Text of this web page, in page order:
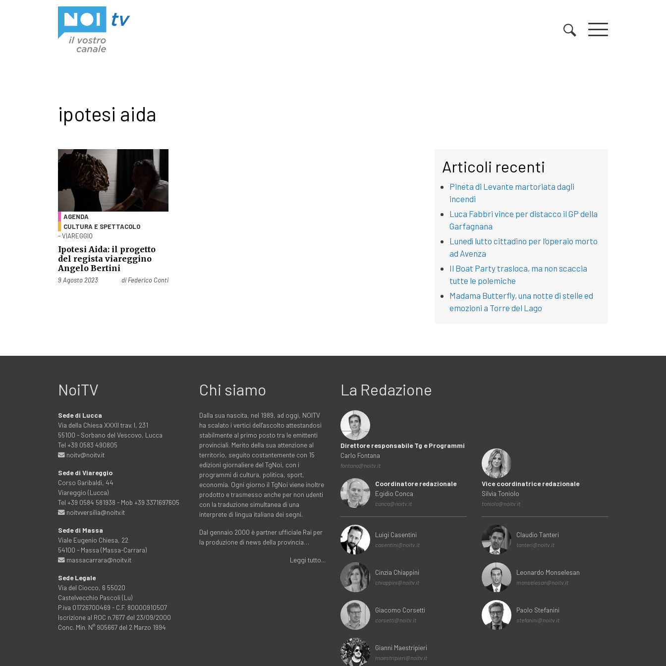
ipotesi aida
AGENDA
CULTURA E SPETTACOLO
- VIAREGGIO
Ipotesi Aida: il progetto
del regista viareggino
Angelo Bertini
Pubblicato il
9 Agosto 2023 di Federico Conti
Articoli recenti
Pineta di Levante martoriata dagli
incendi
Luca Fabbri vince per distacco il GP della
Garfagnana
Lunedì lutto cittadino per l’operaio morto
ad Avenza
Il Boat Party trasloca, ma non scaccia
tutte le polemiche
Madama Butterfly, una notte di stelle ed
emozioni a Torre del Lago
NoiTV
Sede di Lucca
Via della Chiesa XXXII trav. I, 231
55100 - Sorbano del Vescovo, Lucca
Tel +39 0583 490805
noitv@noitv.it
Sede di Viareggio
Corso Garibaldi, 44
Viareggio (Lucca)
Tel +39 0584 581938 - Mob +39 3371697605
noitvversilia@noitv.it
Sede di Massa
Viale Eugenio Chiesa, 22
54100 - Massa (Massa-Carrara)
massacarrara@noitv.it
Sede Legale
Via del Ciocco, 6 55020
Castelvecchio Pascoli (Lu)
P.iva 01726700469 - C.F. 80000910507
Iscrizione al ROC n.7677 del 23/09/2000
Conc. Min. N° 905667 del 2 Marzo 1994
Chi siamo
Dalla sua nascita, nel 1989, ad oggi, NOITV
ha scalato i vertici dell'ascolto attestandosi
stabilmente al primo posto tra le emittenti
provinciali. Merito della sua attenzione al
territorio, seguito costantemente con 15
edizioni giornaliere del TgNoi, con i
programmi di cultura, politica, sport,
economia. Ogni giorno il TgNoi viene inoltre
prodotto e trasmesso anche per non udenti
con la traduzione simultanea di una
interprete di lingua italiana dei segni.
Dal gennaio 2000 è partner ufficiale Rai per
la produzione di news della provincia…
Leggi tutto...
La Redazione
Direttore responsabile Tg e Programmi
Carlo Fontana
fontana@noitv.it
Coordinatore redazionale
Egidio Conca
conca@noitv.it
Luigi Casentini
casentini@noitv.it
Cinzia Chiappini
chiappini@noitv.it
Giacomo Corsetti
corsetti@noitv.it
Gianni Maestripieri
maestripieri@noitv.it
Vice coordinatrice redazionale
Silvia Toniolo
toniolo@noitv.it
Claudio Tanteri
tanteri@noitv.it
Leonardo Monselesan
monselesan@noitv.it
Paolo Stefanini
stefanini@noitv.it